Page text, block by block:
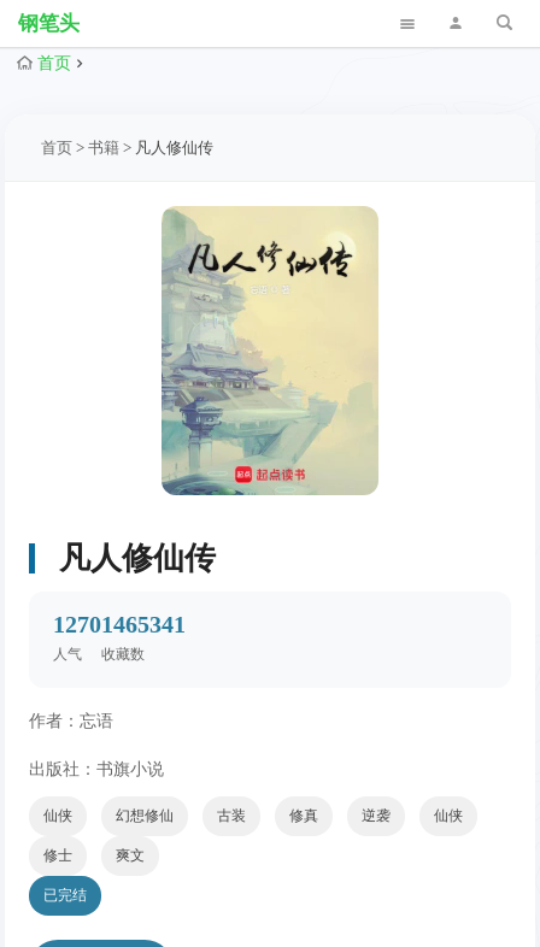
钢笔头
首页
首页 >书籍 > 凡人修仙传
凡人修仙传
1270
人气
1465341
收藏数
作者：忘语
出版社：书旗小说
仙侠 幻想修仙 古装 修真 逆袭 仙侠
修士 爽文
已完结